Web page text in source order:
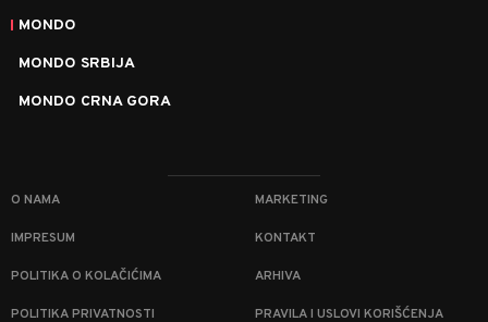
MONDO
MONDO SRBIJA
MONDO CRNA GORA
O NAMA MARKETING
IMPRESUM KONTAKT
POLITIKA O KOLAČIĆIMA ARHIVA
POLITIKA PRIVATNOSTI PRAVILA I USLOVI KORIŠĆENJA